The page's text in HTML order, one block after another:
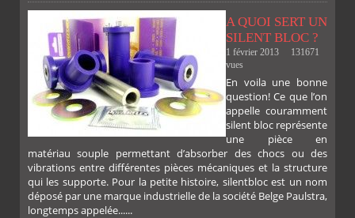
PLUS
A QUOI SERT UN
SILENT BLOC ?
1 février 2013
131671
vues
En voila une bonne
question! Ce que l’on
appelle couramment
silent bloc représente
une pièce en
matériau souple permettant d’absorber des chocs ou des
vibrations entre différentes pièces mécaniques et la structure
qui les supporte. Pour la petite histoire, silentbloc est un nom
déposé par une marque industrielle de la société Belge Paulstra,
longtemps appelée......